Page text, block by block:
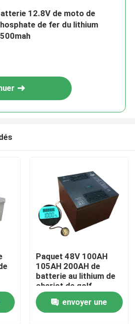
12.8V de moto de
de fer du lithium
Paquet 48V 100AH
105AH 200AH de
batterie au lithium de
chariot de golf
Lifepo4 avec la
communication
envoyer une